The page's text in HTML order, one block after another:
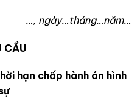
…, ngày…tháng…năm…
CẦU
hạn chấp hành án hình